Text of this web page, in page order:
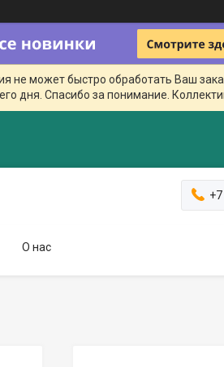
не может быстро обработать Ваш
дня. Спасибо за понимание.
О нас